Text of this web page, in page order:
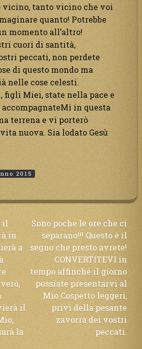
vicino, tanto vicino che voi
quanto! Potrebbe
momento all’altro!
cuori di santità,
peccati, non perdete
di questo mondo ma
nelle cose celesti.
figli Miei, state nella pace e
in questa
terrena e vi porterò
nuova. Sia lodato Gesù
2015
il
in
a
il
la
Sono poche le ore che ci
separano!!! Questo è il
segno che presto avrete!
CONVERTITEVI in
tempo affinché il giorno
possiate presentarvi al
Mio Cospetto leggeri,
privi della pesante
zavorra dei vostri
peccati.